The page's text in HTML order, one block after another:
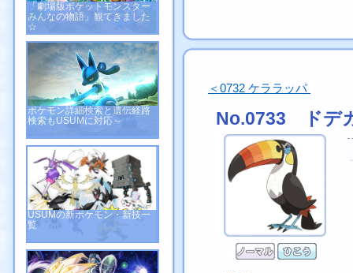
「劇場版ポケットモンスター
みんなの物語」観てきました
☆
ポケモン詳細検索と遺伝経路
検索もUSUMに対応～
USUMの新ポケモン・新技一
覧
＜0732 ケララッパ
No.0733 ドデ